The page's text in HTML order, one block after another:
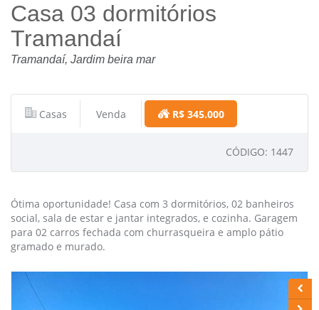
Casa 03 dormitórios
Tramandaí
Tramandaí, Jardim beira mar
Casas Venda R$ 345.000
CÓDIGO: 1447
Ótima oportunidade! Casa com 3 dormitórios, 02 banheiros
social, sala de estar e jantar integrados, e cozinha. Garagem
para 02 carros fechada com churrasqueira e amplo pátio
gramado e murado.